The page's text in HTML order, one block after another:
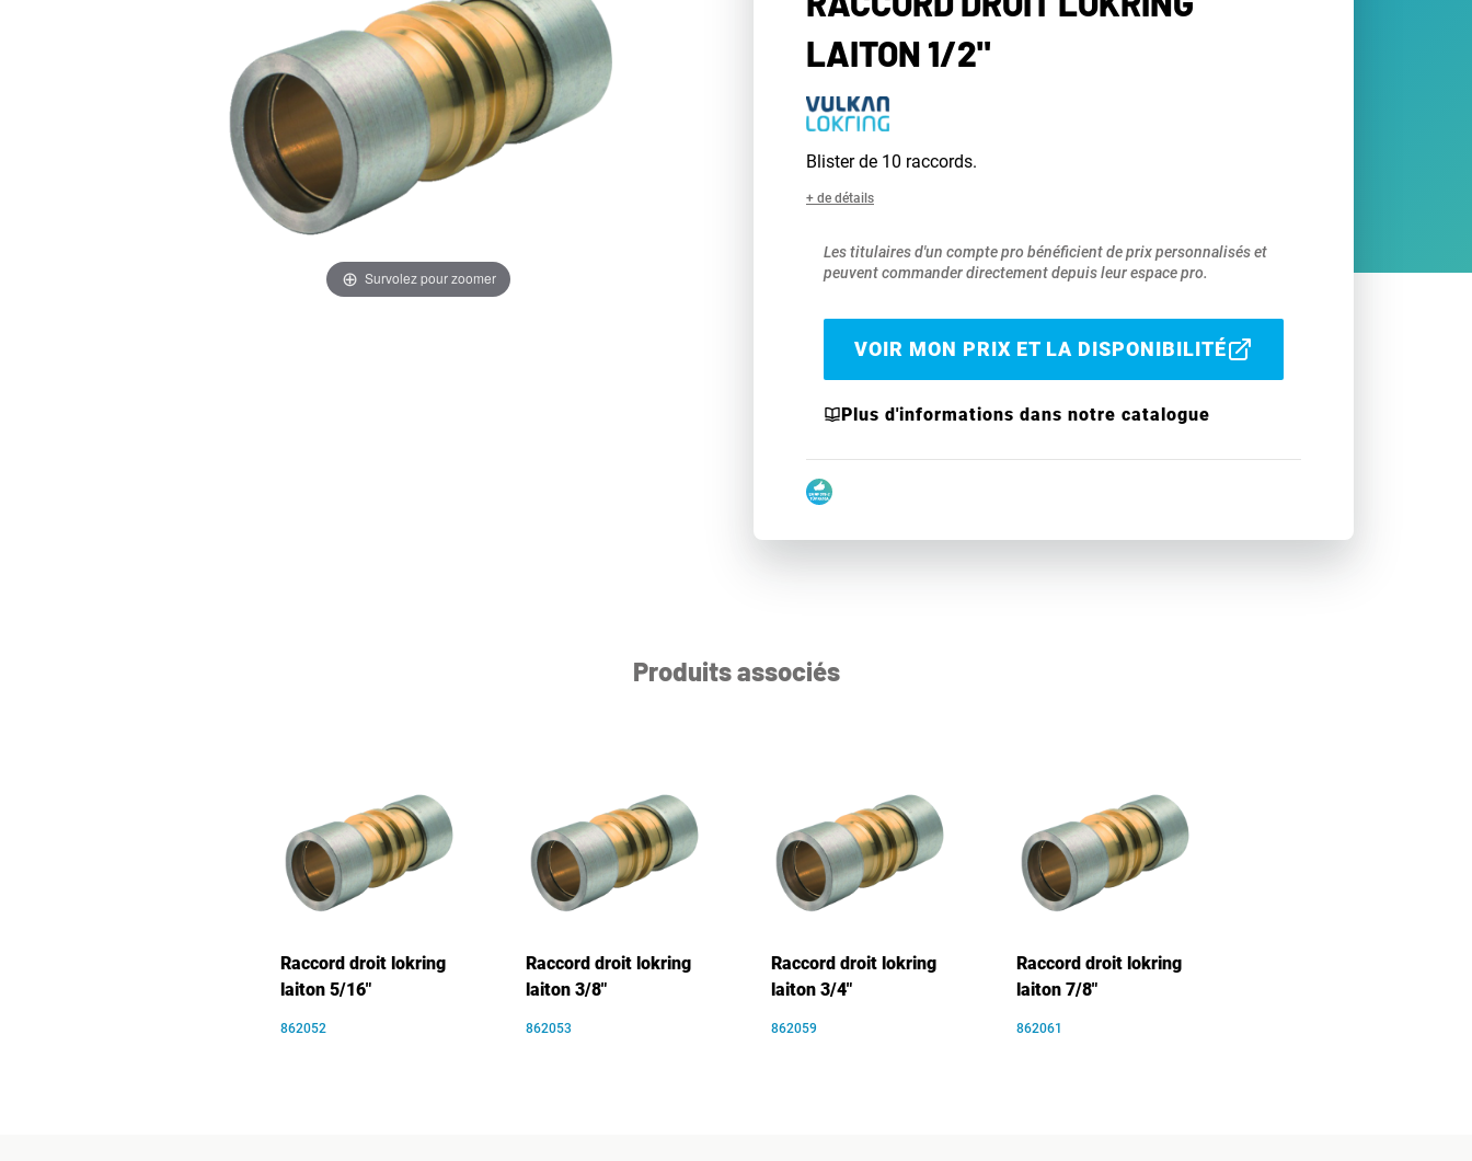
Survolez pour zoomer
LAITON 1/2"
Blister de 10 raccords.
+ de détails
Les titulaires d'un compte pro bénéficient de prix personnalisés et
peuvent commander directement depuis leur espace pro.
VOIR MON PRIX ET LA DISPONIBILITÉ
Plus d'informations dans notre catalogue
Produits associés
Raccord droit lokring
laiton 5/16"
862052
Raccord droit lokring
laiton 3/8"
862053
Raccord droit lokring
laiton 3/4"
862059
Raccord droit lokring
laiton 7/8"
862061